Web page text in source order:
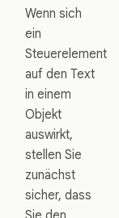
Wenn sich
ein
Steuerelement
auf den Text
in einem
Objekt
auswirkt,
stellen Sie
zunächst
sicher, dass